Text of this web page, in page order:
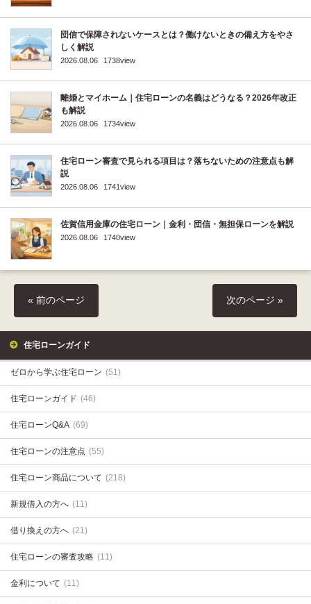
団信で保障されないケースとは？働けないときの備え方をやさ
しく解説
2026.08.06 1738view
離婚とマイホーム｜住宅ローンの名義はどうなる？2026年改正
も解説
2026.08.06 1734view
住宅ローン審査で見られる項目は？落ちないための注意点も解
説
2026.08.06 1741view
佐賀信用金庫の住宅ローン｜金利・団信・無担保ローンを解説
2026.08.06 1740view
« 前のページ 次のページ »
住宅ローンガイド
ゼロから学ぶ住宅ローン (51)
住宅ローンガイド (46)
住宅ローンQ&A (69)
住宅ローンの注意点 (55)
住宅ローン商品について (218)
新規借入の方へ (11)
借り換えの方へ (21)
住宅ローンの審査攻略 (11)
金利について (11)